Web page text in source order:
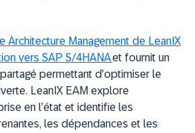
Architecture Management de LeanIX
vers SAP S/4HANAet fournit un
permettant d’optimiser le
LeanIX EAM explore
en l’état et identifie les
les dépendances et les